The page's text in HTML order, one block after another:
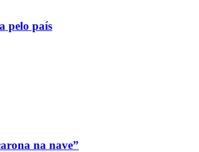
pelo país
na nave”